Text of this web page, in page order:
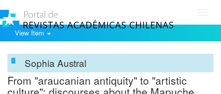
View Item
Sophia Austral
From "araucanian antiquity" to "artistic